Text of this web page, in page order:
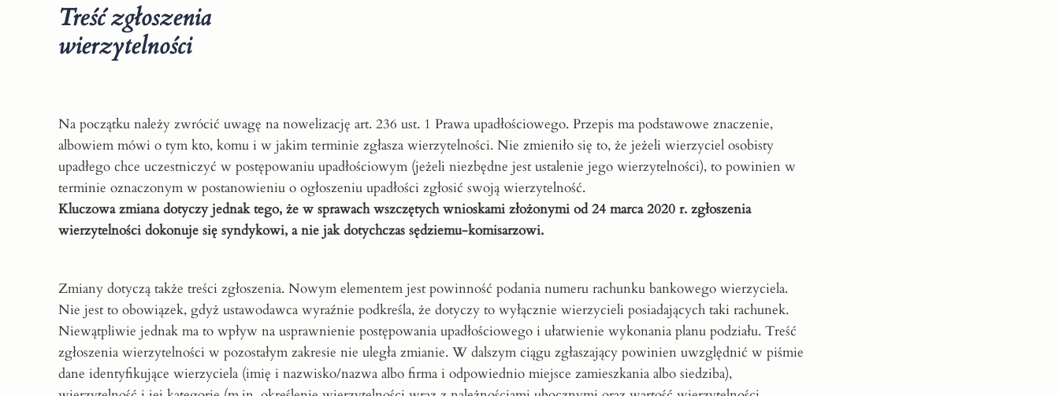
Treść zgłoszenia
wierzytelności
Na początku należy zwrócić uwagę na nowelizację art. 236 ust. 1 Prawa upadłościowego. Przepis ma podstawowe znaczenie,
albowiem mówi o tym kto, komu i w jakim terminie zgłasza wierzytelności. Nie zmieniło się to, że jeżeli wierzyciel osobisty
upadłego chce uczestniczyć w postępowaniu upadłościowym (jeżeli niezbędne jest ustalenie jego wierzytelności), to powinien w
terminie oznaczonym w postanowieniu o ogłoszeniu upadłości zgłosić swoją wierzytelność.
Kluczowa zmiana dotyczy jednak tego, że w sprawach wszczętych wnioskami złożonymi od 24 marca 2020 r. zgłoszenia
wierzytelności dokonuje się syndykowi, a nie jak dotychczas sędziemu-komisarzowi.
Zmiany dotyczą także treści zgłoszenia. Nowym elementem jest powinność podania numeru rachunku bankowego wierzyciela.
Nie jest to obowiązek, gdyż ustawodawca wyraźnie podkreśla, że dotyczy to wyłącznie wierzycieli posiadających taki rachunek.
Niewątpliwie jednak ma to wpływ na usprawnienie postępowania upadłościowego i ułatwienie wykonania planu podziału. Treść
zgłoszenia wierzytelności w pozostałym zakresie nie uległa zmianie. W dalszym ciągu zgłaszający powinien uwzględnić w piśmie
dane identyfikujące wierzyciela (imię i nazwisko/nazwa albo firma i odpowiednio miejsce zamieszkania albo siedziba),